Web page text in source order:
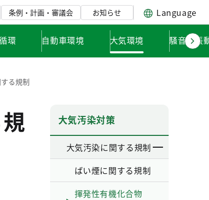
条例・計画・審議会 お知らせ Language
環 自動車環境 大気環境 騒音・振
る規制
大気汚染対策
大気汚染に関する規制
ばい煙に関する規制
揮発性有機化合物